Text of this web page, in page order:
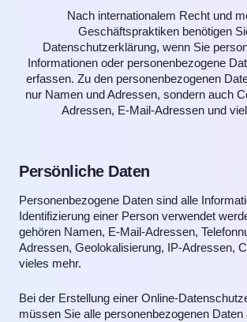
Nach internationalem Recht und
Geschäftspraktiken benötigen
Datenschutzerklärung, wenn Sie
Informationen oder personenbezogene
erfassen. Zu den personenbezogenen
nur Namen und Adressen, sondern auch
Adressen, E-Mail-Adressen und
Persönliche Daten
Personenbezogene Daten sind alle
Identifizierung einer Person verwendet
gehören Namen, E-Mail-Adressen,
Adressen, Geolokalisierung, IP-Adressen,
vieles mehr.
Bei der Erstellung einer Online-
müssen Sie alle personenbezogenen Daten